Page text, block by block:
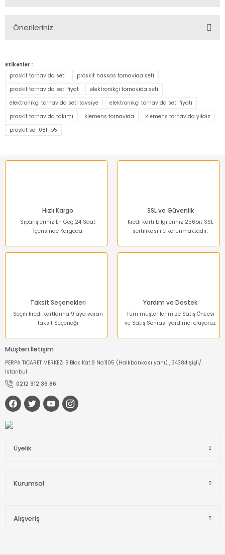
Önerileriniz
konularda yetersiz gördüğünüz noktaları öneri formunu
kullanarak tarafımıza iletebilirsiniz.
Görüş ve önerileriniz için teşekkür ederiz.
Ürün resmi kalitesiz, bozuk veya görüntülenemiyor.
Etiketler :
proskit tornavida seti
proskit hassas tornavida seti
proskit tornavida seti fiyat
elektronikçi tornavida seti
elektronikçi tornavida seti tavsiye
elektronikçi tornavida seti fiyatı
proskit tornavida takımı
klemens tornavida
klemens tornavida yıldız
proskit sd-081-p5
Hızlı Kargo
Siparişleriniz En Geç 24 Saat
İçerisinde Kargoda
SSL ve Güvenlik
Kredi kartı bilgileriniz 256bit SSL
sertifikası ile korunmaktadır.
Taksit Seçenekleri
Seçili kredi kartlarına 9 aya varan
Taksit Seçeneği
Yardım ve Destek
Tüm müşterilerimize Satış Öncesi
ve Satış Sonrası yardımcı oluyoruz
Müşteri İletişim
PERPA TİCARET MERKEZİ B Blok Kat:8 No:1105 (Halkbankası yanı) , 34384 Şişli/
İstanbul
0212 912 36 86
Üyelik
Kurumsal
Alışveriş